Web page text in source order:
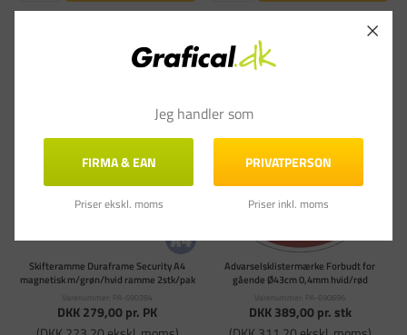
Skifteramme Duraframe Security A4
magnetisk m/grøn/hvid ramme 2stk/pak
Varenummer: PA-690384
DKK 279,00pr. PK
Advarselsklistermærke Forbudt for
gående Ø43cm 0,4mm hvid/rød
Varenummer: PA-690696
DKK 389,00pr. stk
Jeg handler som
FIRMA & EAN
Priser ekskl. moms
PRIVATPERSON
Priser inkl. moms